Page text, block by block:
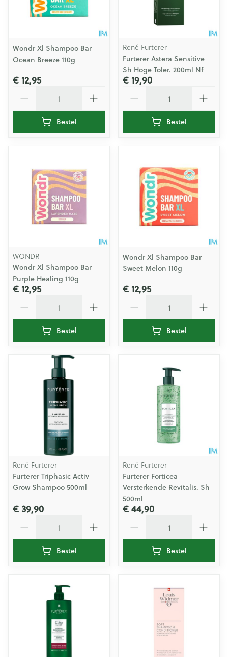
Wondr Xl Shampoo Bar
Ocean Breeze 110g
€ 12,95
Bestel
René Furterer
Furterer Astera Sensitive
Sh Hoge Toler. 200ml Nf
€ 19,90
Bestel
WONDR
Wondr Xl Shampoo Bar
Purple Healing 110g
€ 12,95
Bestel
Wondr Xl Shampoo Bar
Sweet Melon 110g
€ 12,95
Bestel
René Furterer
Furterer Triphasic Activ
Grow Shampoo 500ml
€ 39,90
Bestel
René Furterer
Furterer Forticea
Versterkende Revitalis. Sh
500ml
€ 44,90
Bestel